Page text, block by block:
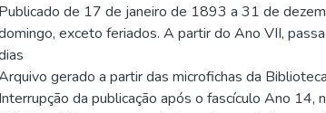
Publicado de 17 de janeiro de 1893 a 31 de
exceto feriados. A partir do Ano VII,
gerado a partir das microfichas da
Interrupção da publicação após o fascículo Ano